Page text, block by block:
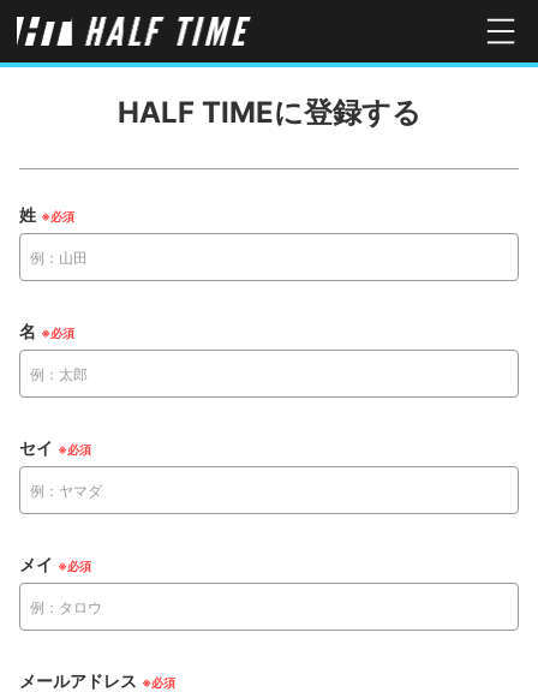
HALF TIMEに登録する
姓
名
セイ
メイ
メールアドレス